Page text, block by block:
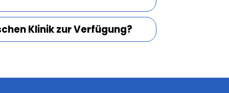
Klinik zur Verfügung?